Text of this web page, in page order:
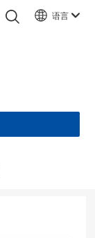
语言